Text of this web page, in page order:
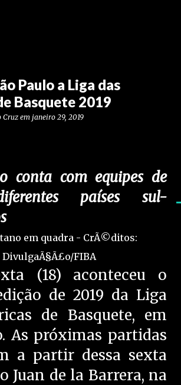
Paulo a Liga das
Basquete 2019
Cruz em janeiro 29, 2019
conta com equipes de
países sul-
(18) aconteceu o
de 2019 da Liga
de Basquete, em
As próximas partidas
a partir dessa sexta
Juan de la Barrera, na